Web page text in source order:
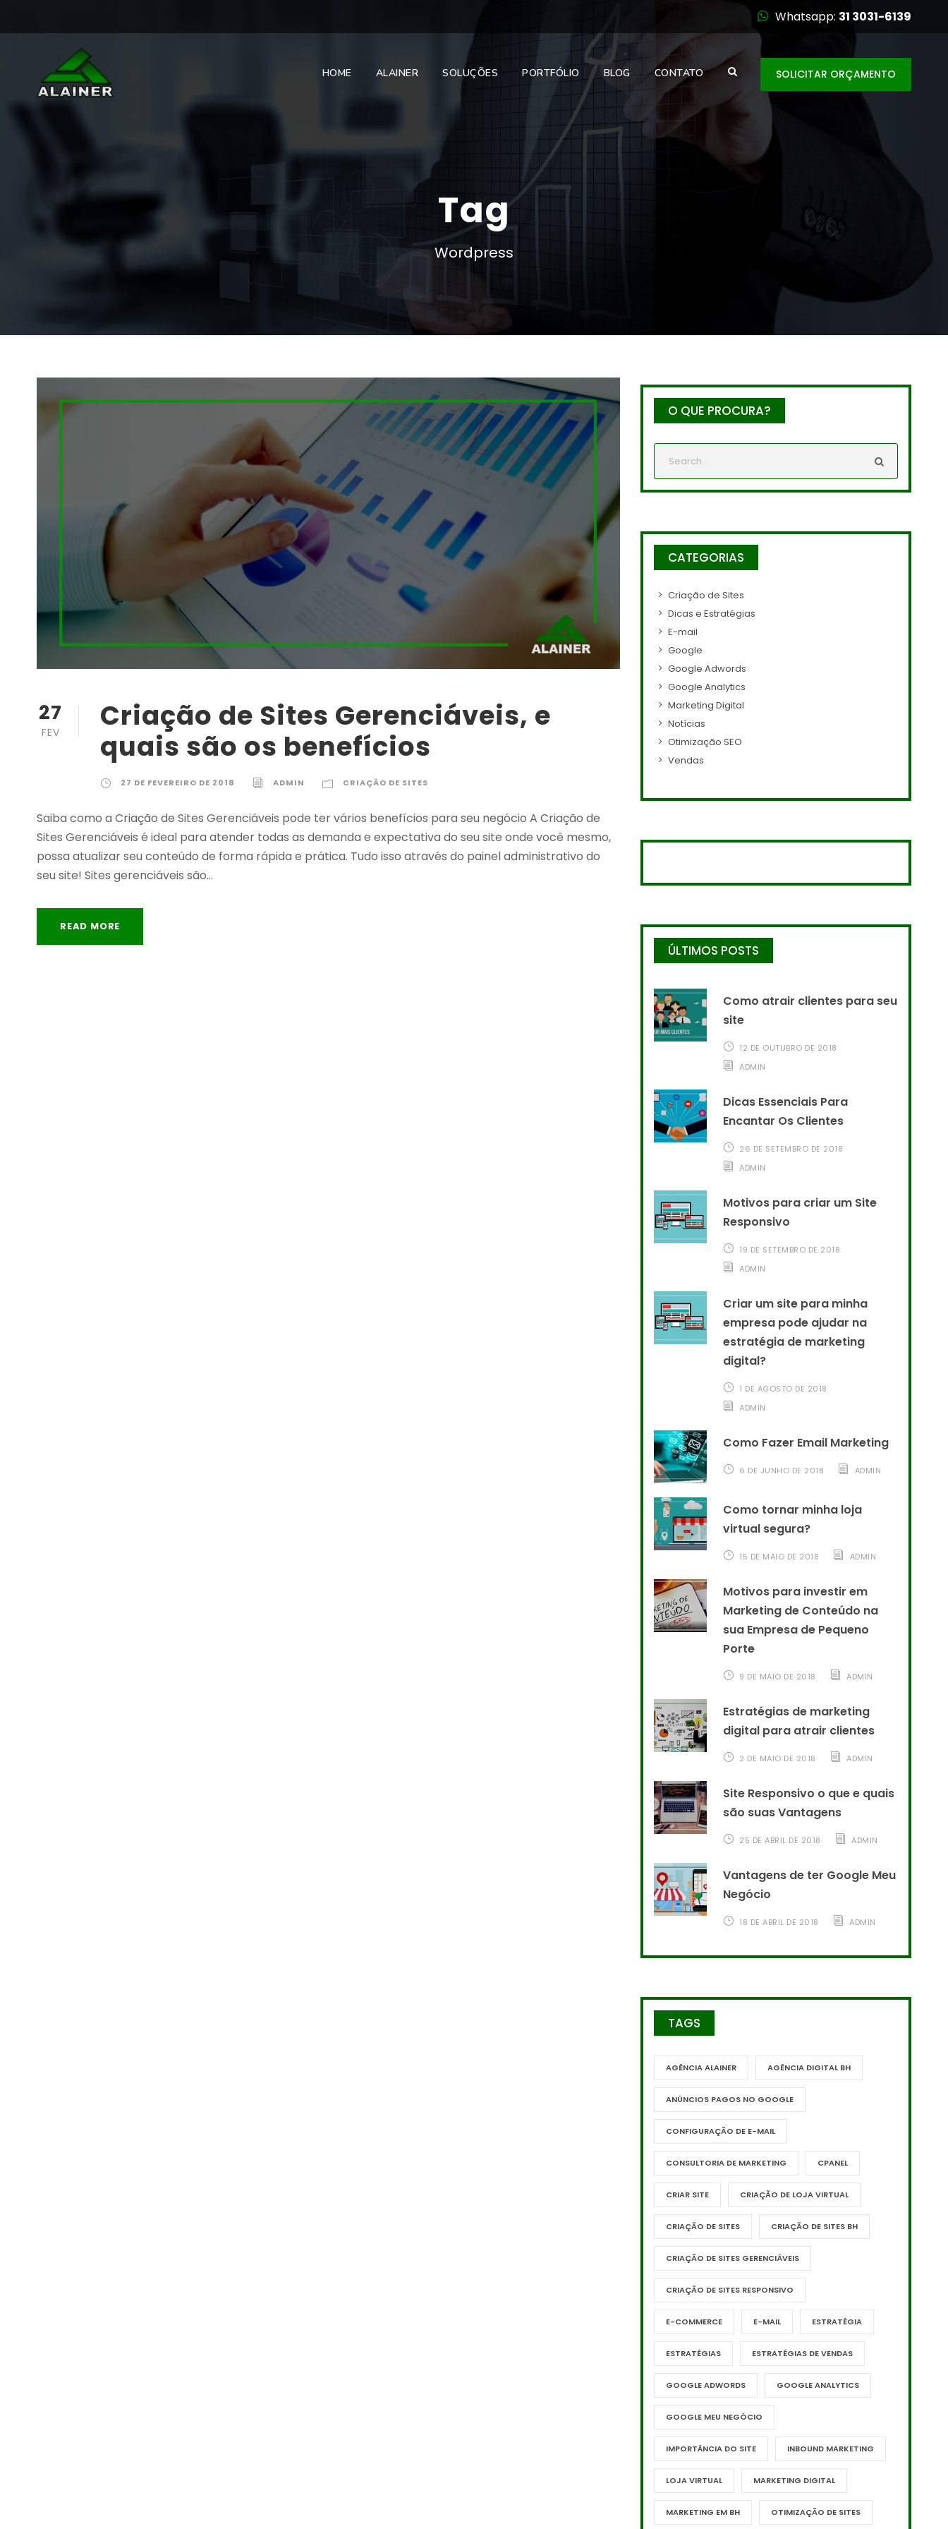
Whatsapp: 31 3031-6139
HOME ALAINER SOLUÇÕES PORTFÓLIO BLOG CONTATO SOLICITAR ORÇAMENTO
Tag
Wordpress
27
FEV
Criação de Sites Gerenciáveis, e
quais são os benefícios
27 DE FEVEREIRO DE 2018 ADMIN CRIAÇÃO DE SITES
Saiba como a Criação de Sites Gerenciáveis pode ter vários benefícios para seu negócio A Criação de
Sites Gerenciáveis é ideal para atender todas as demanda e expectativa do seu site onde você mesmo,
possa atualizar seu conteúdo de forma rápida e prática. Tudo isso através do painel administrativo do
seu site! Sites gerenciáveis são...
READ MORE
O QUE PROCURA?
CATEGORIAS
Criação de Sites
Dicas e Estratégias
E-mail
Google
Google Adwords
Google Analytics
Marketing Digital
Notícias
Otimização SEO
Vendas
ÚLTIMOS POSTS
Como atrair clientes para seu
site
12 DE OUTUBRO DE 2018
ADMIN
Dicas Essenciais Para
Encantar Os Clientes
26 DE SETEMBRO DE 2018
ADMIN
Motivos para criar um Site
Responsivo
19 DE SETEMBRO DE 2018
ADMIN
Criar um site para minha
empresa pode ajudar na
estratégia de marketing
digital?
1 DE AGOSTO DE 2018
ADMIN
Como Fazer Email Marketing
6 DE JUNHO DE 2018 ADMIN
Como tornar minha loja
virtual segura?
15 DE MAIO DE 2018 ADMIN
Motivos para investir em
Marketing de Conteúdo na
sua Empresa de Pequeno
Porte
9 DE MAIO DE 2018 ADMIN
Estratégias de marketing
digital para atrair clientes
2 DE MAIO DE 2018 ADMIN
Site Responsivo o que e quais
são suas Vantagens
25 DE ABRIL DE 2018 ADMIN
Vantagens de ter Google Meu
Negócio
18 DE ABRIL DE 2018 ADMIN
TAGS
AGÊNCIA ALAINER AGÊNCIA DIGITAL BH
ANÚNCIOS PAGOS NO GOOGLE
CONFIGURAÇÃO DE E-MAIL
CONSULTORIA DE MARKETING CPANEL
CRIAR SITE CRIAÇÃO DE LOJA VIRTUAL
CRIAÇÃO DE SITES CRIAÇÃO DE SITES BH
CRIAÇÃO DE SITES GERENCIÁVEIS
CRIAÇÃO DE SITES RESPONSIVO
E-COMMERCE E-MAIL ESTRATÉGIA
ESTRATÉGIAS ESTRATÉGIAS DE VENDAS
GOOGLE ADWORDS GOOGLE ANALYTICS
GOOGLE MEU NEGÓCIO
IMPORTÂNCIA DO SITE INBOUND MARKETING
LOJA VIRTUAL MARKETING DIGITAL
MARKETING EM BH OTIMIZAÇÃO DE SITES